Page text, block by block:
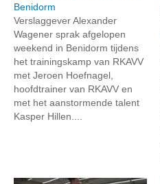
Benidorm
Verslaggever Alexander
Wagener sprak afgelopen
weekend in Benidorm tijdens
het trainingskamp van RKAVV
met Jeroen Hoefnagel,
hoofdtrainer van RKAVV en
met het aanstormende talent
Kasper Hillen....